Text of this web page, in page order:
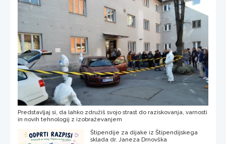
Predstavljaj si, da lahko združiš svojo strast do raziskovanja, varnosti
in novih tehnologij z izobraževanjem
Štipendije za dijake iz Štipendijskega
sklada dr. Janeza Drnovška